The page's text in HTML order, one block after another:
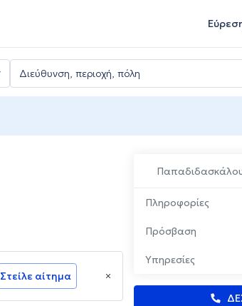
Πληροφορίες
Πρόσβαση
Υπηρεσίες
Στείλε αίτημα